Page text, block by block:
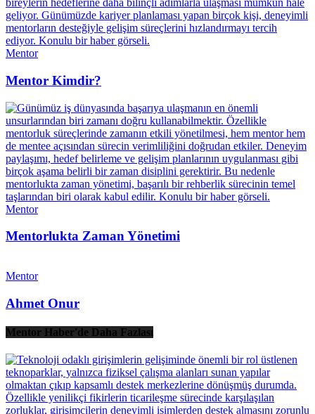
Mentor
Mentor Kimdir?
Mentor
Mentorlukta Zaman Yönetimi
Mentor
Ahmet Onur
Mentor Haber'de Daha Fazlası